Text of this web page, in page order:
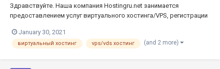
Здравствуйте. Наша компания Hostingru.net занимается
предоставлением услуг виртуального хостинга/VPS, регистрации
выделенных серверов. Работаем с 2007 года. Дешевый хостинг -
Цены начинаются от 37 рублей в месяц - Безлимитный тр...
January 30, 2021
виртуальный хостинг vps/vds хостинг (and 2 more)